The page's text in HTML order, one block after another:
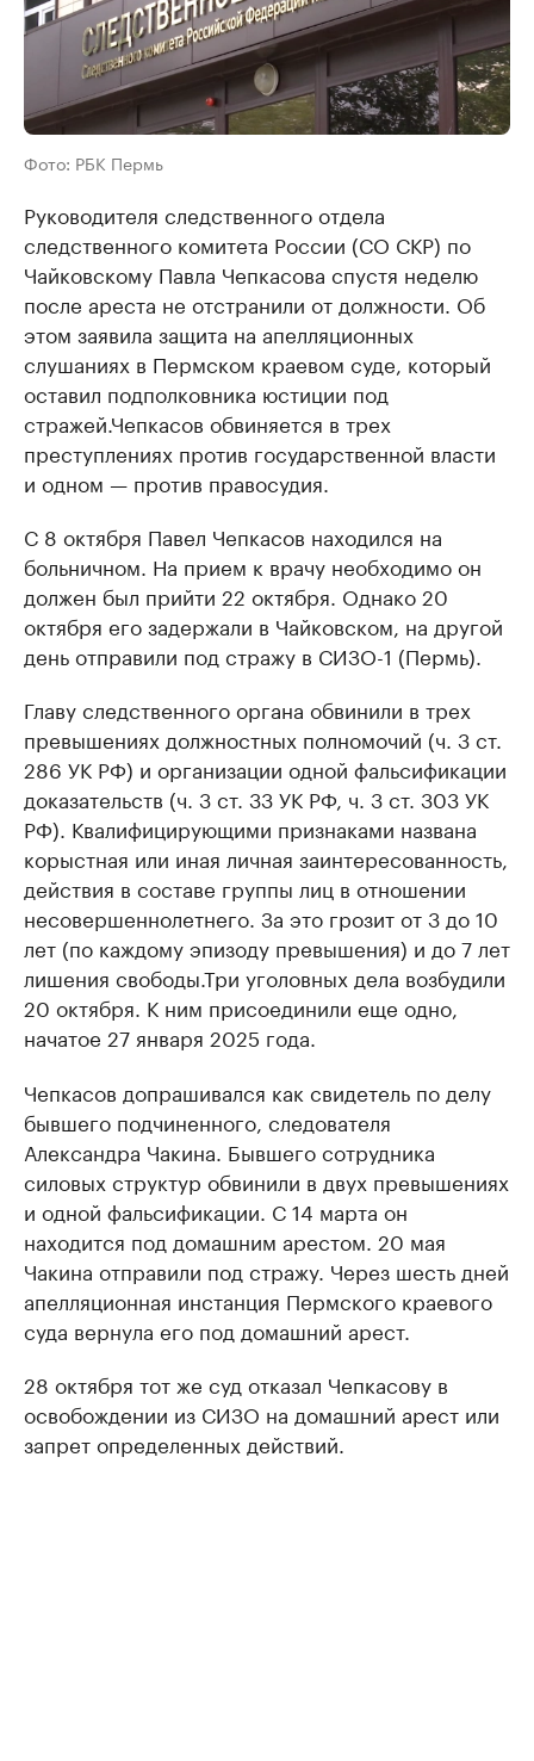
Фото: РБК Пермь
Руководителя следственного отдела
следственного комитета России (СО СКР) по
Чайковскому Павла Чепкасова спустя неделю
после ареста не отстранили от должности. Об
этом заявила защита на апелляционных
слушаниях в Пермском краевом суде, который
оставил подполковника юстиции под
стражей.Чепкасов обвиняется в трех
преступлениях против государственной власти
и одном — против правосудия.
С 8 октября Павел Чепкасов находился на
больничном. На прием к врачу необходимо он
должен был прийти 22 октября. Однако 20
октября его задержали в Чайковском, на другой
день отправили под стражу в СИЗО-1 (Пермь).
Главу следственного органа обвинили в трех
превышениях должностных полномочий (ч. 3 ст.
286 УК РФ) и организации одной фальсификации
доказательств (ч. 3 ст. 33 УК РФ, ч. 3 ст. 303 УК
РФ). Квалифицирующими признаками названа
корыстная или иная личная заинтересованность,
действия в составе группы лиц в отношении
несовершеннолетнего. За это грозит от 3 до 10
лет (по каждому эпизоду превышения) и до 7 лет
лишения свободы.Три уголовных дела возбудили
20 октября. К ним присоединили еще одно,
начатое 27 января 2025 года.
Чепкасов допрашивался как свидетель по делу
бывшего подчиненного, следователя
Александра Чакина. Бывшего сотрудника
силовых структур обвинили в двух превышениях
и одной фальсификации. С 14 марта он
находится под домашним арестом. 20 мая
Чакина отправили под стражу. Через шесть дней
апелляционная инстанция Пермского краевого
суда вернула его под домашний арест.
28 октября тот же суд отказал Чепкасову в
освобождении из СИЗО на домашний арест или
запрет определенных действий.